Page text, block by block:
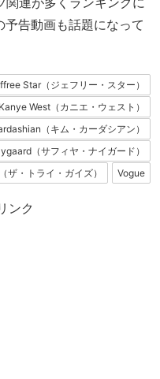
告動画も話題になって
Star（ジェフリー・スター）
Kanye West（カニエ・ウェスト）
（キム・カーダシアン）
（サフィヤ・ナイガード）
ザ・トライ・ガイズ）
Vogue
ンク